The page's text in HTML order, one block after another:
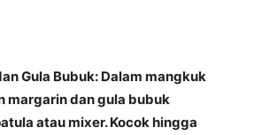
Gula Bubuk: Dalam mangkuk
margarin dan gula bubuk
atau mixer. Kocok hingga